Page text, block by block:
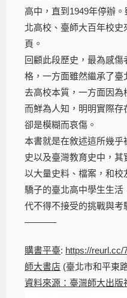
高中，直到1949年停辦
北高校、臺師大百年校
頁。
回顧此段歷史，最為感
格，一方面雖然繼承了
去高校本質，一方面因
而鮮為人知，明明實際
卻是模糊而哀傷。
本書就是在敘述這所幾
史以及臺灣教育史中，
以大量史料、檔案，和校
驕子的臺北高中學生生
代不得不接受的挑戰與考
———–
購書平臺: https://reurl.cc/
師大書店 (臺北市和平東
資料來源：臺灣師大出版